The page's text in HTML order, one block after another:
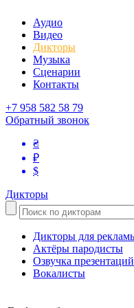
Аудио
Видео
Дикторы
Музыка
Сценарии
Контакты
+7 958 582 58 79
Обратный звонок
₴
₽
$
Дикторы
Дикторы для
Актёры пародисты
Озвучка презентаций
Вокалисты